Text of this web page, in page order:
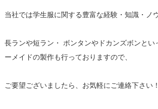
当社では学生服に関する豊富な経験・知識・ノ
長ランや短ラン・ ボンタンやドカンズボンとい
ーメイドの製作も行っておりますので、
ご要望ございましたら、お気軽にご連絡下さい！